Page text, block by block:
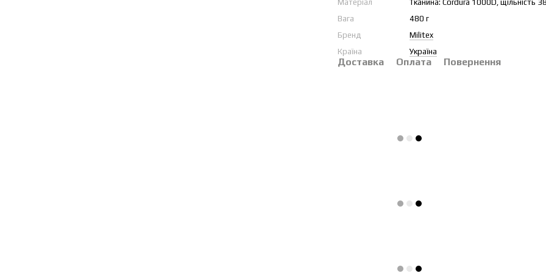
Матеріал
Тканина: Cordura 1000D, щільність
Вага
480 г
Бренд
Militex
Країна
Україна
Доставка Оплата Повернення